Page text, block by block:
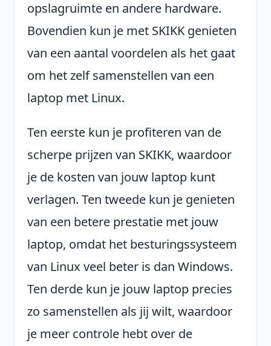
opslagruimte en andere hardware.
Bovendien kun je met SKIKK genieten
van een aantal voordelen als het gaat
om het zelf samenstellen van een
laptop met Linux.
Ten eerste kun je profiteren van de
scherpe prijzen van SKIKK, waardoor
je de kosten van jouw laptop kunt
verlagen. Ten tweede kun je genieten
van een betere prestatie met jouw
laptop, omdat het besturingssysteem
van Linux veel beter is dan Windows.
Ten derde kun je jouw laptop precies
zo samenstellen als jij wilt, waardoor
je meer controle hebt over de